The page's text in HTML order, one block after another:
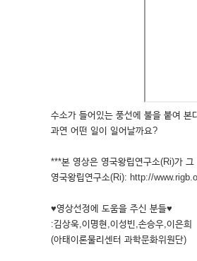
수소가 들어있는 풍선에 불을 붙여 본
과연 어떤 일이 일어날까요?
***본 영상은 영국왕립연구소(Ri)가
영국왕립연구소(Ri): http://
♥영상선정에 도움을 주신 분들♥
:김상욱,이명현,이성빈,손승우,이은희
(아태이론물리센터 과학문화위원단)